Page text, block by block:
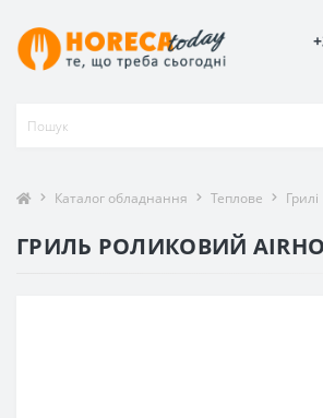
Каталог обладнання Теплове Грилі
ГРИЛЬ РОЛИКОВИЙ